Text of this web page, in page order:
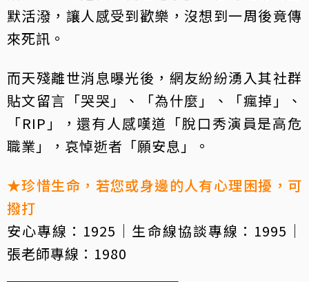
默活潑，讓人感受到歡樂，沒想到一周後竟傳
來死訊。
而天殘離世消息曝光後，網友紛紛湧入其社群
貼文留言「哭哭」、「為什麼」、「瘋掉」、
「RIP」，還有人感嘆道「脫口秀演員是高危
職業」，哀悼逝者「願安息」。
★珍惜生命，若您或身邊的人有心理困擾，可
撥打
安心專線：1925｜生命線協談專線：1995｜
張老師專線：1980